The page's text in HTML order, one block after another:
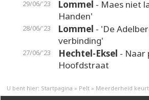
29/06/'23 Lommel - Maes niet
Handen'
28/06/'23 Lommel - 'De
verbinding'
27/06/'23 Hechtel-Eksel - Naar
Hoofdstraat
U bent hier: Startpagina » Pelt » Meerderheid